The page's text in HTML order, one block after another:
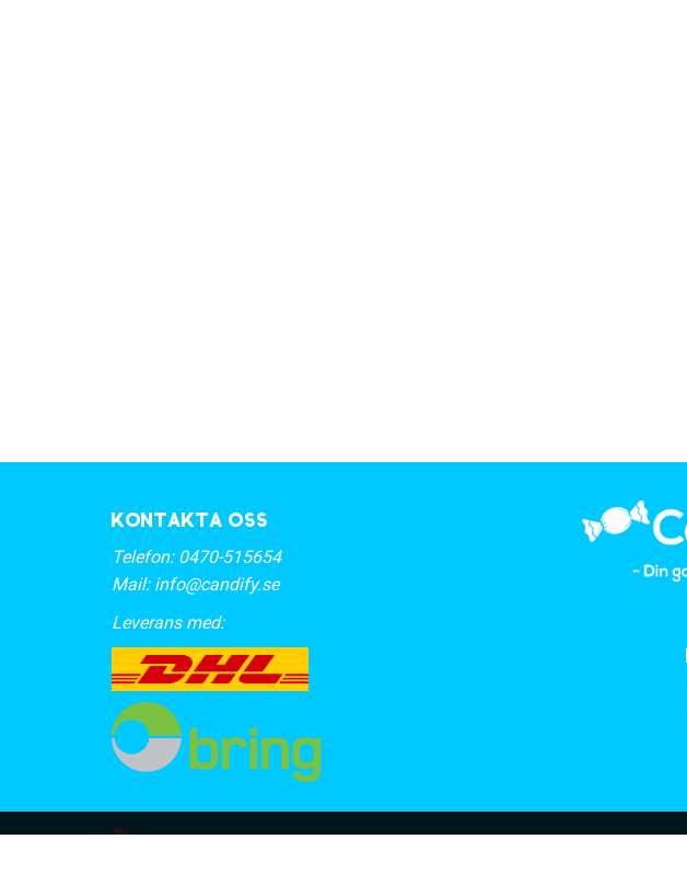
Kontakta oss
Telefon: 0470-515654
Mail: info@candify.se
Leverans med: